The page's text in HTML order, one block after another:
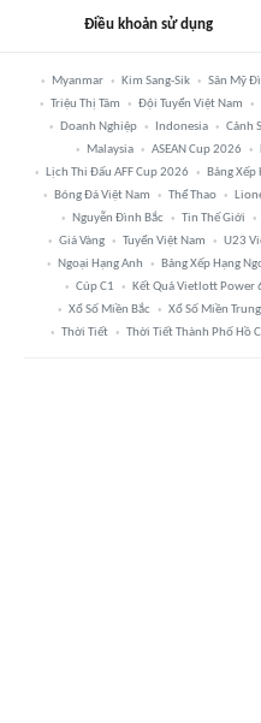
Điều khoản sử dụng
Myanmar Kim Sang-Sik Sân Mỹ
Triệu Thị Tâm
Đội Tuyển Việt Nam
Doanh Nghiệp
Indonesia Cảnh
Malaysia
ASEAN Cup 2026
Lịch Thi Đấu AFF Cup 2026
Bảng Xếp
Bóng Đá Việt Nam
Thể Thao
Nguyễn Đình Bắc
Tin Thế Giới
Giá Vàng
Tuyển Việt Nam U23
Ngoại Hạng Anh
Bảng Xếp Hạng
Cúp C1
Kết Quả Vietlott Power
Xổ Số Miền Bắc
Xổ Số Miền Trung
Thời Tiết
Thời Tiết Thành Phố Hồ